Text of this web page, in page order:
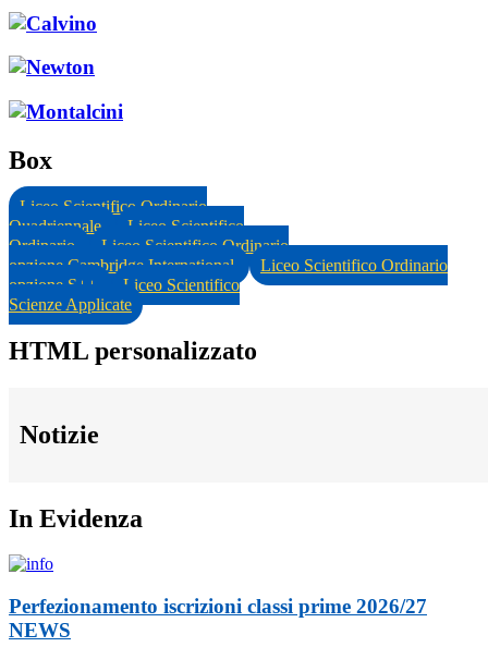
Box
Liceo Scientifico Ordinario
Quadriennale
Liceo Scientifico
Ordinario
Liceo Scientifico Ordinario
opzione Cambridge International
Liceo Scientifico Ordinario
opzione S++
Liceo Scientifico
Scienze Applicate
HTML personalizzato
Notizie
In Evidenza
Perfezionamento iscrizioni classi prime 2026/27
NEWS